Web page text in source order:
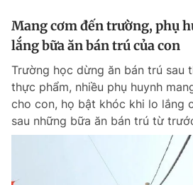
Mang cơm đến trường, phụ
lắng bữa ăn bán trú của con
Trường học dừng ăn bán trú sau
thực phẩm, nhiều phụ huynh
cho con, họ bật khóc khi lo lắng
sau những bữa ăn bán trú từ